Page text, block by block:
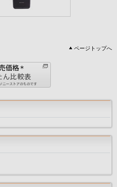
ページトップへ